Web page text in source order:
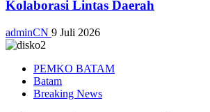
Kolaborasi Lintas Daerah
adminCN 9 Juli 2026
PEMKO BATAM
Batam
Breaking News